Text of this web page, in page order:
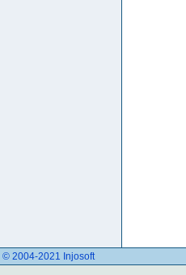
© 2004-2021 Injosoft